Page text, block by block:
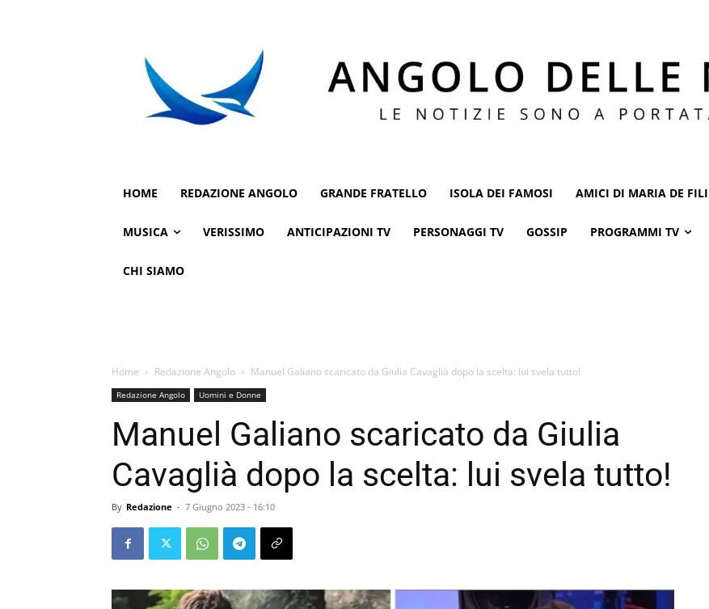
HOME REDAZIONE ANGOLO GRANDE FRATELLO ISOLA DEI FAMOSI AMICI DI MARIA DE
MUSICA VERISSIMO ANTICIPAZIONI TV PERSONAGGI TV GOSSIP PROGRAMMI TV
CHI SIAMO
Home Redazione Angolo Manuel Galiano scaricato da Giulia Cavaglià dopo la scelta: lui svela tutto!
Redazione Angolo Uomini e Donne
Manuel Galiano scaricato da Giulia
Cavaglià dopo la scelta: lui svela tutto!
By Redazione - 7 Giugno 2023 - 16:10